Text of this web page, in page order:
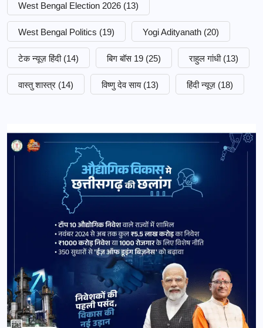
West Bengal Election 2026 (13)
West Bengal Politics (19) Yogi Adityanath (20)
टेक न्यूज़ हिंदी (14) बिग बॉस 19 (25) राहुल गांधी (13)
वास्तु शास्त्र (14) विष्णु देव साय (13) हिंदी न्यूज़ (18)